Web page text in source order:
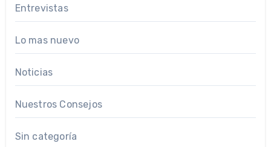
Entrevistas
Lo mas nuevo
Noticias
Nuestros Consejos
Sin categoría